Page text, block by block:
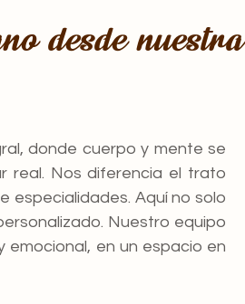
desde nuestra
donde cuerpo y mente se
real. Nos diferencia el trato
especialidades. Aquí no solo
Nuestro equipo
en un espacio en